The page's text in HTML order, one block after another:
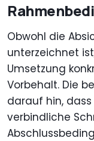
Obwohl die
unterzeichnet
Umsetzung
Vorbehalt. Die
darauf hin,
verbindliche